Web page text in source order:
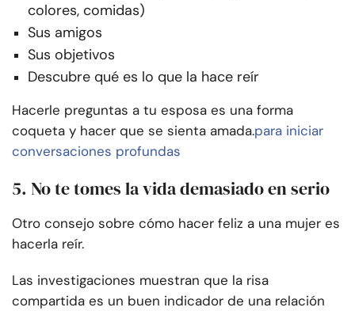
colores, comidas)
Sus amigos
Sus objetivos
Descubre qué es lo que la hace reír
Hacerle preguntas a tu esposa es una forma
coqueta y hacer que se sienta amada.para iniciar
conversaciones profundas
5. No te tomes la vida demasiado en serio
Otro consejo sobre cómo hacer feliz a una mujer es
hacerla reír.
Las investigaciones muestran que la risa
compartida es un buen indicador de una relación